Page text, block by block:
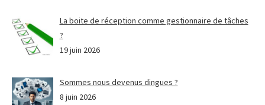
La boite de réception comme gestionnaire de tâches
?
19 juin 2026
Sommes nous devenus dingues ?
8 juin 2026